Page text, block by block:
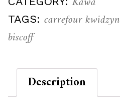
TAGS: carrefour kwidzyn
biscoff
Description